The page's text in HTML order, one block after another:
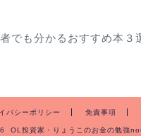
でも分かるおすすめ本３
バシーポリシー 免責事項
OL投資家・りょうこのお金の勉強